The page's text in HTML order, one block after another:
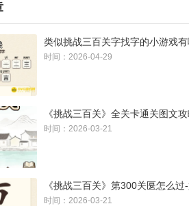
类似挑战三百关字找字的小游戏
时间：2026-04-29
《挑战三百关》全关卡通关图文
时间：2026-03-21
《挑战三百关》第300关匽怎么
时间：2026-03-21